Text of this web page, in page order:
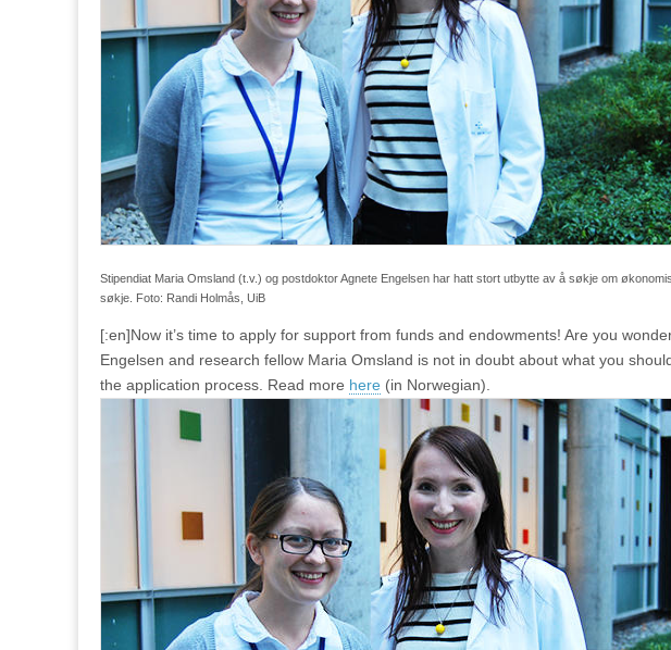
Stipendiat Maria Omsland (t.v.) og postdoktor Agnete Engelsen har hatt stort utbytte av å søkje om
søkje. Foto: Randi Holmås, UiB
[:en]Now it’s time to apply for support from funds and endowments! Are you
Engelsen and research fellow Maria Omsland is not in doubt about what you
the application process. Read more here (in Norwegian).